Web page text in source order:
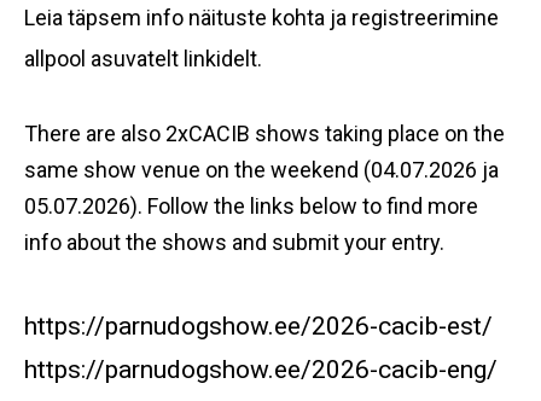
Leia täpsem info näituste kohta ja registreerimine
allpool asuvatelt linkidelt.
There are also 2xCACIB shows taking place on the
same show venue on the weekend (04.07.2026 ja
05.07.2026). Follow the links below to find more
info about the shows and submit your entry.
https://parnudogshow.ee/2026-cacib-est/
https://parnudogshow.ee/2026-cacib-eng/